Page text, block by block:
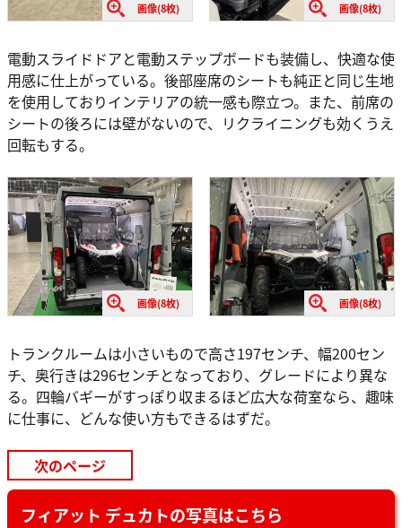
画像(8枚) 画像(8枚)
電動スライドドアと電動ステップボードも装備し、快適な使
用感に仕上がっている。後部座席のシートも純正と同じ生地
を使用しておりインテリアの統一感も際立つ。また、前席の
シートの後ろには壁がないので、リクライニングも効くうえ
回転もする。
画像(8枚) 画像(8枚)
トランクルームは小さいもので高さ197センチ、幅200セン
チ、奥行きは296センチとなっており、グレードにより異な
る。四輪バギーがすっぽり収まるほど広大な荷室なら、趣味
に仕事に、どんな使い方もできるはずだ。
次のページ
フィアット デュカトの写真はこちら